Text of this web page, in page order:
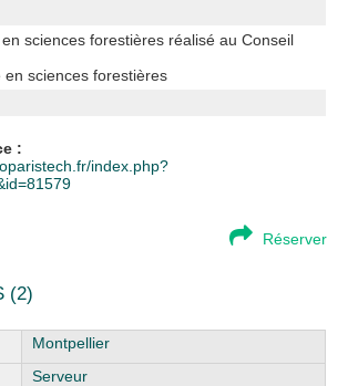
sciences forestières réalisé au Conseil
en sciences forestières
:
index.php?
Réserver
(2)
Montpellier
Serveur